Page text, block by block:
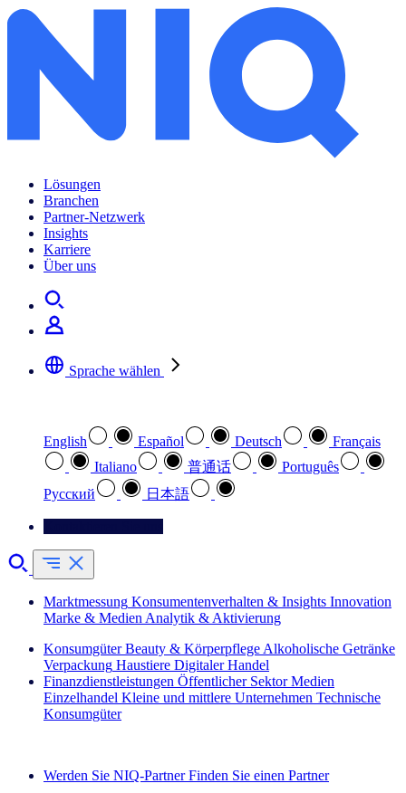
Lösungen
Branchen
Partner-Netzwerk
Insights
Karriere
Über uns
Sprache wählen
English Español Deutsch
Français
Italiano
普通话
Português
Pусский
日本語
Marktmessung Konsumentenverhalten & Insights Innovation
Marke & Medien Analytik & Aktivierung
Konsumgüter Beauty & Körperpflege Alkoholische Getränke
Verpackung Haustiere Digitaler Handel
Finanzdienstleistungen Öffentlicher Sektor Medien
Einzelhandel Kleine und mittlere Unternehmen Technische
Konsumgüter
Werden Sie NIQ-Partner Finden Sie einen Partner